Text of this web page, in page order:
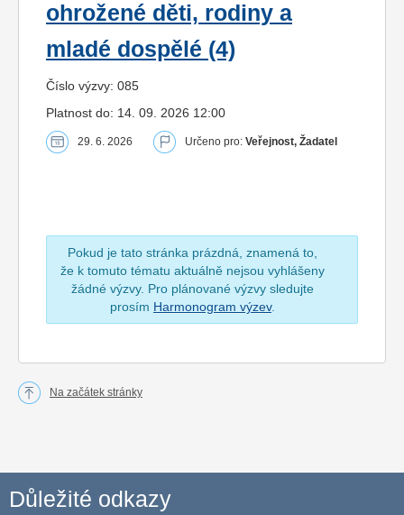
ohrožené děti, rodiny a
mladé dospělé (4)
Číslo výzvy: 085
Platnost do: 14. 09. 2026 12:00
29. 6. 2026 Určeno pro: Veřejnost, Žadatel
Pokud je tato stránka prázdná, znamená to,
že k tomuto tématu aktuálně nejsou vyhlášeny
žádné výzvy. Pro plánované výzvy sledujte
prosím Harmonogram výzev.
Na začátek stránky
Důležité odkazy